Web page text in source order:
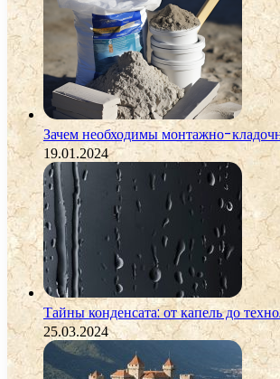
Зачем необходимы монтажно-
19.01.2024
Тайны конденсата: от капель до
25.03.2024